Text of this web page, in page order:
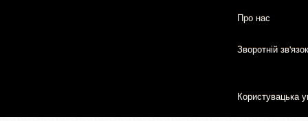
Про нас
Зворотній зв'язок
Користувацька